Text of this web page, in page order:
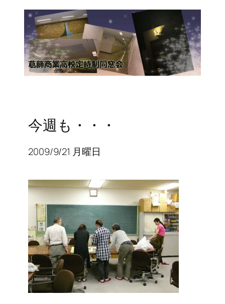
今週も・・・
2009/9/21 月曜日